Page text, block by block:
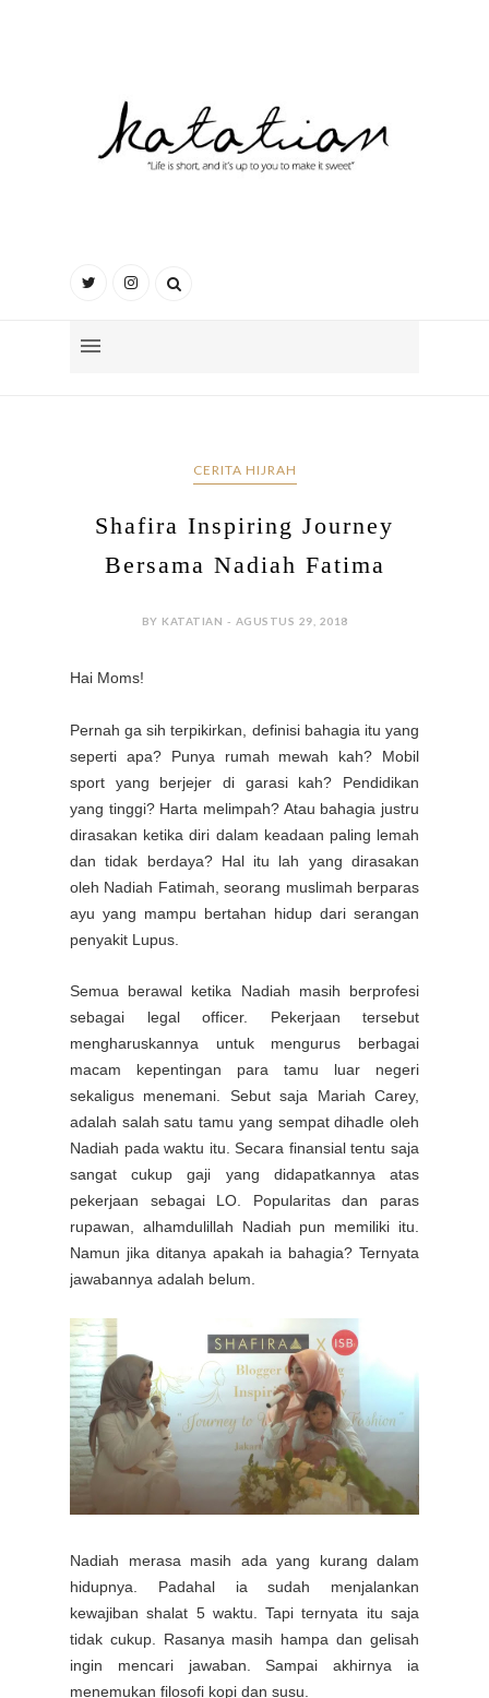
CERITA HIJRAH
Shafira Inspiring Journey
Bersama Nadiah Fatima
BY KATATIAN - AGUSTUS 29, 2018
Hai Moms!
Pernah ga sih terpikirkan, definisi bahagia itu yang
seperti apa? Punya rumah mewah kah? Mobil
sport yang berjejer di garasi kah? Pendidikan
yang tinggi? Harta melimpah? Atau bahagia justru
dirasakan ketika diri dalam keadaan paling lemah
dan tidak berdaya? Hal itu lah yang dirasakan
oleh Nadiah Fatimah, seorang muslimah berparas
ayu yang mampu bertahan hidup dari serangan
penyakit Lupus.
Semua berawal ketika Nadiah masih berprofesi
sebagai legal officer. Pekerjaan tersebut
mengharuskannya untuk mengurus berbagai
macam kepentingan para tamu luar negeri
sekaligus menemani. Sebut saja Mariah Carey,
adalah salah satu tamu yang sempat dihadle oleh
Nadiah pada waktu itu. Secara finansial tentu saja
sangat cukup gaji yang didapatkannya atas
pekerjaan sebagai LO. Popularitas dan paras
rupawan, alhamdulillah Nadiah pun memiliki itu.
Namun jika ditanya apakah ia bahagia? Ternyata
jawabannya adalah belum.
Nadiah merasa masih ada yang kurang dalam
hidupnya. Padahal ia sudah menjalankan
kewajiban shalat 5 waktu. Tapi ternyata itu saja
tidak cukup. Rasanya masih hampa dan gelisah
ingin mencari jawaban. Sampai akhirnya ia
menemukan filosofi kopi dan susu.